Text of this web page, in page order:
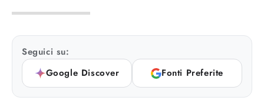
Seguici su:
Google Discover
Fonti Preferite